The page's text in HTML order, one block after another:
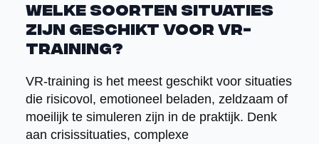
Welke soorten situaties
zijn geschikt voor VR-
training?
VR-training is het meest geschikt voor situaties
die risicovol, emotioneel beladen, zeldzaam of
moeilijk te simuleren zijn in de praktijk. Denk
aan crisissituaties, complexe